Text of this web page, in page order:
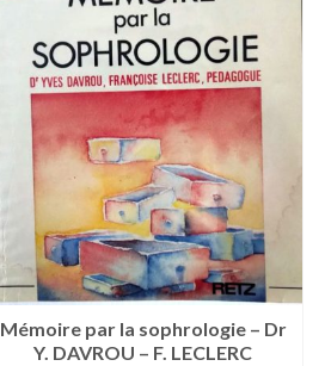
Mémoire par la sophrologie – Dr
Y. DAVROU – F. LECLERC